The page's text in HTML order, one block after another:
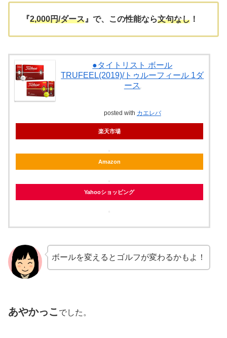
『2,000円/ダース 』で、この性能なら文句なし ！
●タイトリスト ボール
TRUFEEL(2019)/トゥルーフィール 1ダ
ース
posted with カエレバ
楽天市場
Amazon
Yahooショッピング
ボールを変えるとゴルフが変わるかもよ！
あやかっこ でした。